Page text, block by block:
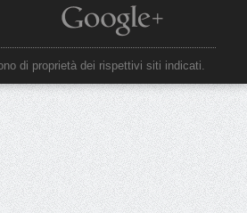
di proprietà dei rispettivi siti indicati.